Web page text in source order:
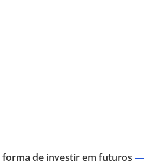
de investir em futuros —